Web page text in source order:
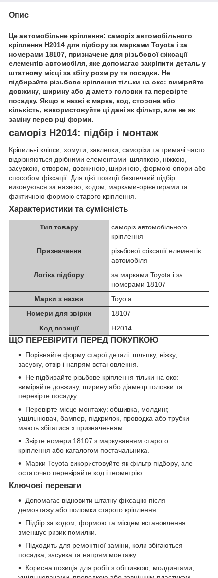
Опис
Це автомобільне кріплення: саморіз автомобільного
кріплення H2014 для підбору за марками Toyota і за
номерами 18107, призначене для різьбової фіксації
елементів автомобіля, яке допомагає закріпити деталь у
штатному місці за збігу розміру та посадки. Не
підбирайте різьбове кріплення тільки на око: виміряйте
довжину, ширину або діаметр головки та перевірте
посадку. Якщо в назві є марка, код, сторона або
кількість, використовуйте ці дані як фільтр, але не як
заміну перевірці форми.
саморіз H2014: підбір і монтаж
Кріпильні кліпси, хомути, заклепки, саморізи та тримачі часто
відрізняються дрібними елементами: шляпкою, ніжкою,
засувкою, отвором, довжиною, шириною, формою опори або
способом фіксації. Для цієї позиції безпечний підбір
виконується за назвою, кодом, марками-орієнтирами та
фактичною формою старого кріплення.
Характеристики та сумісність
Тип товару
саморіз автомобільного
кріплення
Призначення
різьбової фіксації елементів
автомобіля
Логіка підбору
за марками Toyota і за
номерами 18107
Марки з назви
Toyota
Номери для звірки
18107
Код позиції
H2014
ЩО ПЕРЕВІРИТИ ПЕРЕД ПОКУПКОЮ
Порівняйте форму старої деталі: шляпку, ніжку,
засувку, отвір і напрям встановлення.
Не підбирайте різьбове кріплення тільки на око:
виміряйте довжину, ширину або діаметр головки та
перевірте посадку.
Перевірте місце монтажу: обшивка, молдинг,
ущільнювач, бампер, підкрилок, проводка або трубки
мають збігатися з призначенням.
Звірте номери 18107 з маркуванням старого
кріплення або каталогом постачальника.
Марки Toyota використовуйте як фільтр підбору, але
остаточно перевіряйте код і геометрію.
Ключові переваги
Допомагає відновити штатну фіксацію після
демонтажу або поломки старого кріплення.
Підбір за кодом, формою та місцем встановлення
зменшує ризик помилки.
Підходить для ремонтної заміни, коли збігаються
посадка, засувка та напрям монтажу.
Корисна позиція для робіт з обшивкою, молдингами,